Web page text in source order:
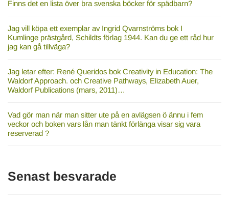
Finns det en lista över bra svenska böcker för spädbarn?
Jag vill köpa ett exemplar av Ingrid Qvarnströms bok I
Kumlinge prästgård, Schildts förlag 1944. Kan du ge ett råd hur
jag kan gå tillväga?
Jag letar efter: René Queridos bok Creativity in Education: The
Waldorf Approach. och Creative Pathways, Elizabeth Auer,
Waldorf Publications (mars, 2011)…
Vad gör man när man sitter ute på en avlägsen ö ännu i fem
veckor och boken vars lån man tänkt förlänga visar sig vara
reserverad ?
Senast besvarade